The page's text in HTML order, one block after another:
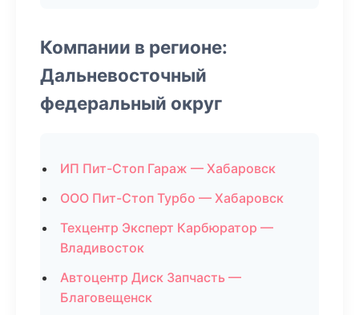
Компании в регионе:
Дальневосточный
федеральный округ
ИП Пит-Стоп Гараж — Хабаровск
ООО Пит-Стоп Турбо — Хабаровск
Техцентр Эксперт Карбюратор —
Владивосток
Автоцентр Диск Запчасть —
Благовещенск